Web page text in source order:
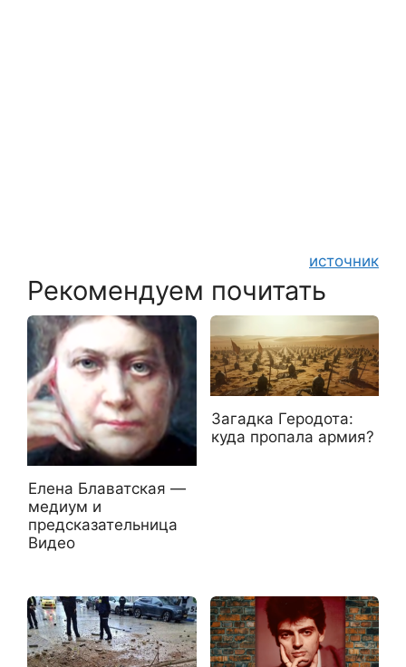
источник
Рекомендуем почитать
Елена Блаватская —
медиум и
предсказательница
Видео
Загадка Геродота:
куда пропала армия?